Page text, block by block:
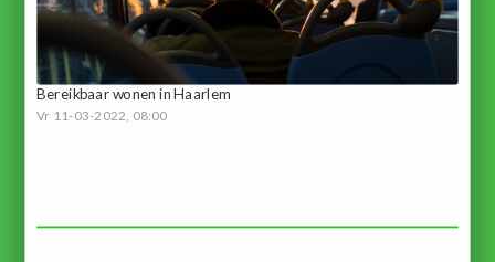
Bereikbaar wonen in Haarlem
Vr 11-03-2022, 08:00